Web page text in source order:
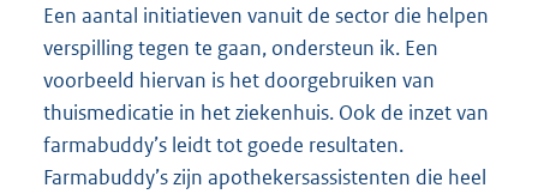
Een aantal initiatieven vanuit de sector die helpen
verspilling tegen te gaan, ondersteun ik. Een
voorbeeld hiervan is het doorgebruiken van
thuismedicatie in het ziekenhuis. Ook de inzet van
farmabuddy’s leidt tot goede resultaten.
Farmabuddy’s zijn apothekersassistenten die heel